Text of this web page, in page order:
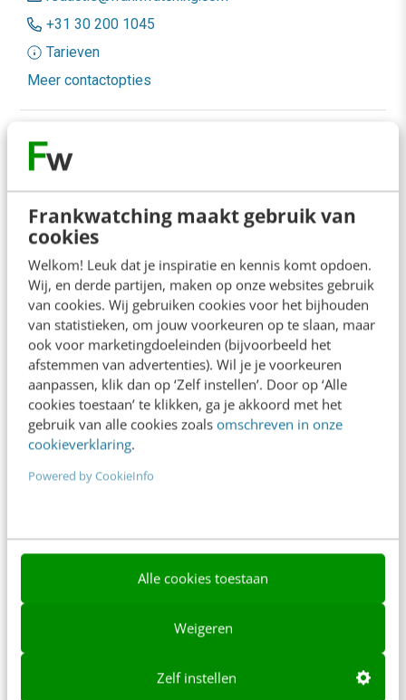
Frankwatching maakt gebruik van
cookies
Welkom! Leuk dat je inspiratie en kennis komt opdoen.
Wij, en derde partijen, maken op onze websites gebruik
van cookies. Wij gebruiken cookies voor het bijhouden
van statistieken, om jouw voorkeuren op te slaan, maar
ook voor marketingdoeleinden (bijvoorbeeld het
afstemmen van advertenties). Wil je je voorkeuren
aanpassen, klik dan op ‘Zelf instellen’. Door op ‘Alle
cookies toestaan’ te klikken, ga je akkoord met het
gebruik van alle cookies zoals omschreven in onze
cookieverklaring.
Powered by CookieInfo
Alle cookies toestaan
Weigeren
Zelf instellen
+31 30 200 1045
Tarieven
Meer contactopties
Frankwatching
Contact
Nieuwsbrieven
Over ons
Ons team
Werken bij
Whitepapers
Blog
Social